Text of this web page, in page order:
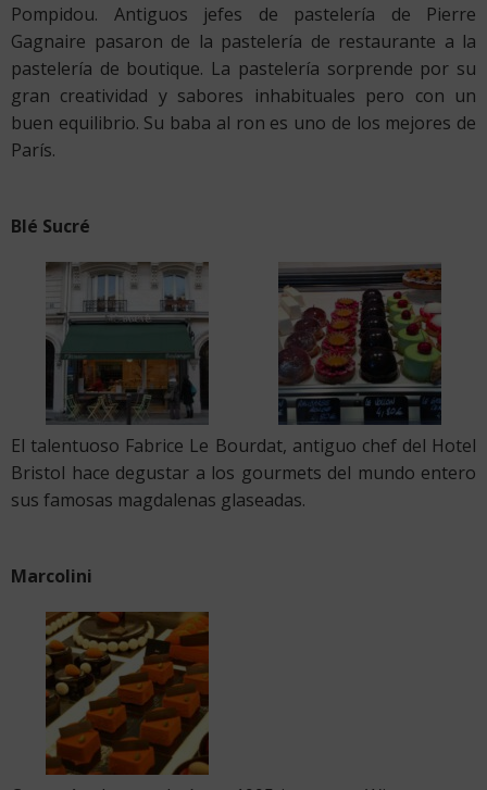
Pompidou. Antiguos jefes de pastelería de Pierre
Gagnaire pasaron de la pastelería de restaurante a la
pastelería de boutique. La pastelería sorprende por su
gran creatividad y sabores inhabituales pero con un
buen equilibrio. Su baba al ron es uno de los mejores de
París.
Blé Sucré
El talentuoso Fabrice Le Bourdat, antiguo chef del Hotel
Bristol hace degustar a los gourmets del mundo entero
sus famosas magdalenas glaseadas.
Marcolini